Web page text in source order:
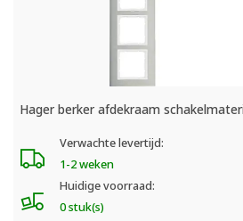
Hager berker afdekraam
Verwachte levertijd:
1-2 weken
Huidige voorraad:
0 stuk(s)